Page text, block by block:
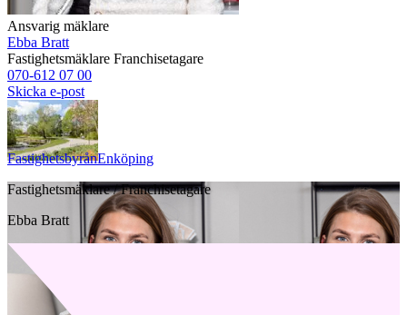
Ansvarig mäklare
Ebba Bratt
Fastighetsmäklare Franchisetagare
070-612 07 00
Skicka e-post
FastighetsbyrånEnköping
Fastighetsmäklare / Franchisetagare
Ebba Bratt